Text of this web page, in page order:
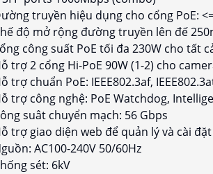
truyền hiệu dụng cho cổng PoE:
độ mở rộng đường truyền lên đế
công suất PoE tối đa 230W cho tất
trợ 2 cổng Hi-PoE 90W (1-2) cho
trợ chuẩn PoE: IEEE802.3af,
trợ công nghệ: PoE Watchdog,
suât chuyển mạch: 56 Gbps
trợ giao diện web để quản lý và cài
AC100-240V 50/60Hz
sét: 6kV